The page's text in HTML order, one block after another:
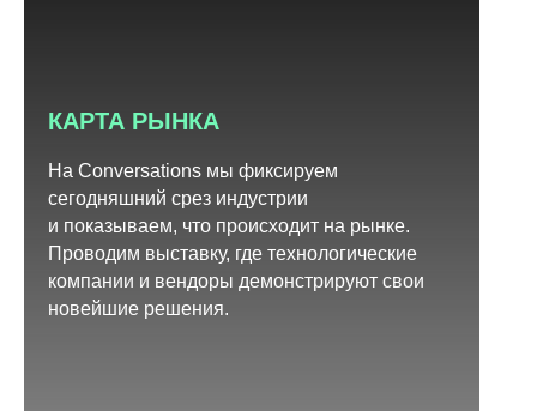
КАРТА РЫНКА
На Conversations мы фиксируем
сегодняшний срез индустрии
и показываем, что происходит на рынке.
Проводим выставку, где технологические
компании и вендоры демонстрируют свои
новейшие решения.